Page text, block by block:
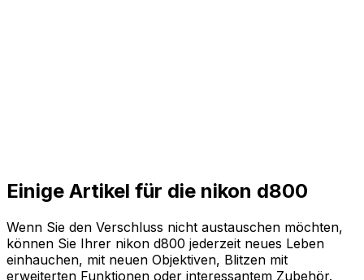
Einige Artikel für die nikon d800
Wenn Sie den Verschluss nicht austauschen möchten,
können Sie Ihrer nikon d800 jederzeit neues Leben
einhauchen, mit neuen Objektiven, Blitzen mit
erweiterten Funktionen oder interessantem Zubehör.